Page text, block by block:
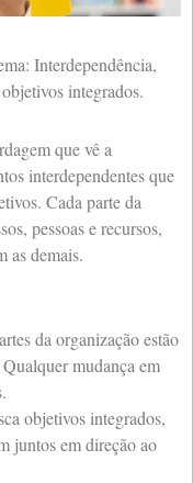
Interdependência,
integrados.
que vê a
interdependentes que
Cada parte da
pessoas e recursos,
as demais.
da organização estão
mudança em
objetivos integrados,
juntos em direção ao